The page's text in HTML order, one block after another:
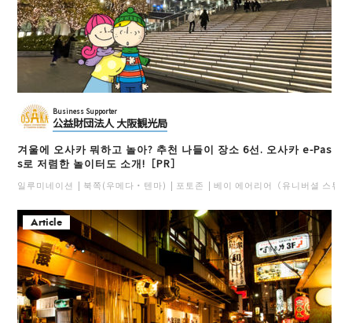
Business Supporter
公益財団法人 大阪観光局
겨울에 오사카 뭐하고 놀아? 추천 나들이 장소 6선. 오사카 e-Pas
s로 저렴한 놀이터도 소개!［PR］
일루미네이션 북쪽(우메다・텐마) 포토존 베이 에어리어（유니버셜 스튜
Article